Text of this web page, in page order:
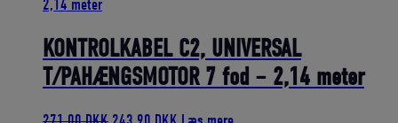
KONTROLKABEL C2, UNIVERSAL
T/PÅHÆNGSMOTOR 7 fod – 2,14 meter